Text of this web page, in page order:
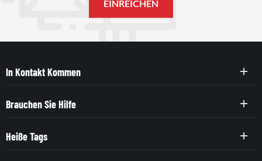
In Kontakt Kommen
Brauchen Sie Hilfe
Heiße Tags